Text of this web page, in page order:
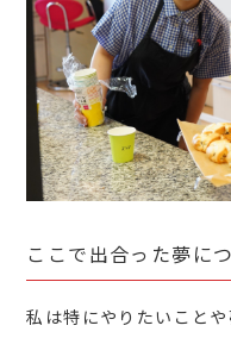
ここで出合った夢に
私は特にやりたいこと